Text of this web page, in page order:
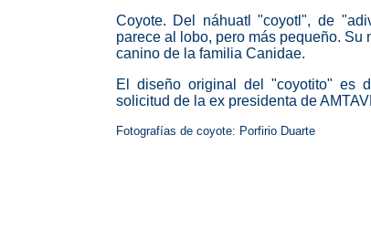
Coyote. Del náhuatl "coyotl", de
parece al lobo, pero más pequeño.
canino de la familia Canidae.
El diseño original del "coyotito" es
solicitud de la ex presidenta de
Fotografías de coyote: Porfirio Duarte